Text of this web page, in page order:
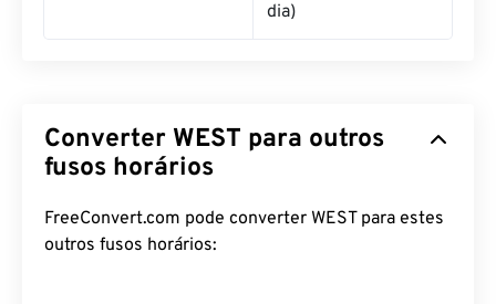
dia)
Converter WEST para outros
fusos horários
FreeConvert.com pode converter WEST para estes
outros fusos horários: